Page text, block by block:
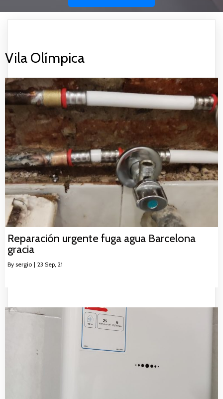
Vila Olímpica
Reparación urgente fuga agua Barcelona
gracia
By sergio | 23 Sep, 21